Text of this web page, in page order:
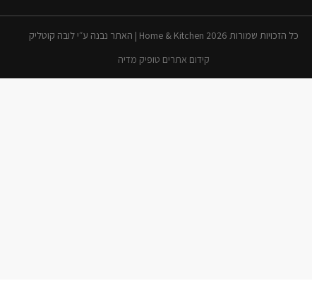
כל הזכויות שמורות 2026 Home & Kitchen | האתר נבנה ע״י לובה קוטליק
קידום אתרים טופיק מדיה